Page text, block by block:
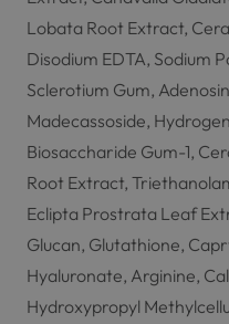
Lobata Root Extract,
Disodium EDTA, Sodium
Sclerotium Gum,
Madecassoside,
Biosaccharide Gum-1,
Root Extract,
Eclipta Prostrata Leaf
Glucan, Glutathione,
Hyaluronate, Arginine,
Hydroxypropyl